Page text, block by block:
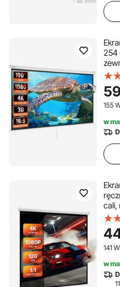
254
155
w
cali,
141
w
11